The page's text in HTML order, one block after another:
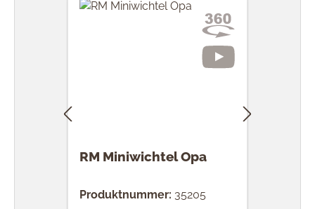
RM Miniwichtel Opa
Produktnummer: 35205